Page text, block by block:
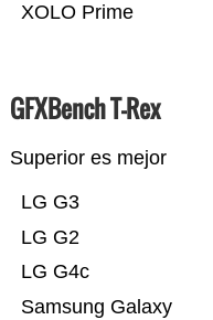
XOLO Prime
GFXBench T-Rex
Superior es mejor
Samsung Galaxy
LG G4c
LG G2
LG G3